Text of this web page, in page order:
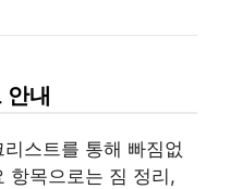
안내
스트를 통해 빠짐없
항목으로는 짐 정리,